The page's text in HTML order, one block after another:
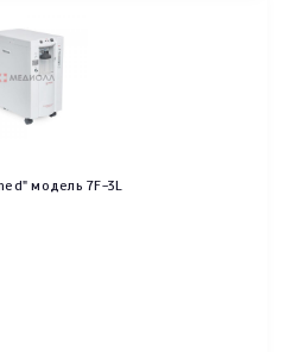
модель 7F-3L